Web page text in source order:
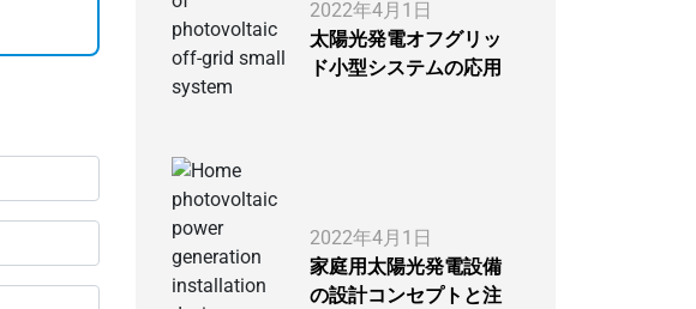
2022年4月1日
太陽光発電オフグリッ
ド小型システムの応用
2022年4月1日
家庭用太陽光発電設備
の設計コンセプトと注